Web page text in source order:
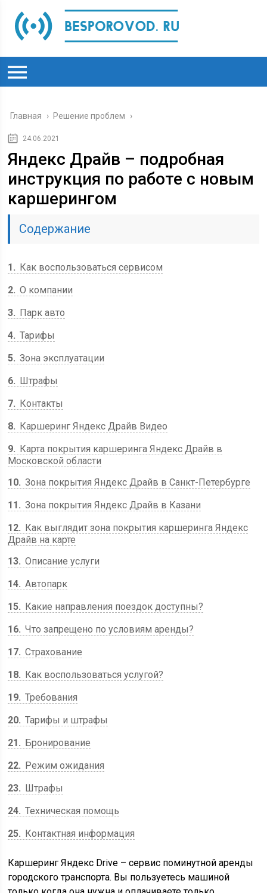
Главная › Решение проблем ›
24.06.2021
Яндекс Драйв – подробная
инструкция по работе с новым
каршерингом
Содержание
1
Как воспользоваться сервисом
2 О компании
3
Парк авто
4 Тарифы
5 Зона эксплуатации
6
Штрафы
7
Контакты
8
Каршеринг Яндекс Драйв Видео
9
Карта покрытия каршеринга Яндекс Драйв в
Московской области
10 Зона покрытия Яндекс Драйв в Санкт-Петербурге
11
Зона покрытия Яндекс Драйв в Казани
12
Как выглядит зона покрытия каршеринга Яндекс
Драйв на карте
13 Описание услуги
14 Автопарк
15
Какие направления поездок доступны?
16 Что запрещено по условиям аренды?
17 Страхование
18
Как воспользоваться услугой?
19 Требования
20 Тарифы и штрафы
21
Бронирование
22
Режим ожидания
23
Штрафы
24 Техническая помощь
25
Контактная информация
Каршеринг Яндекс Drive – сервис поминутной аренды
городского транспорта. Вы пользуетесь машиной